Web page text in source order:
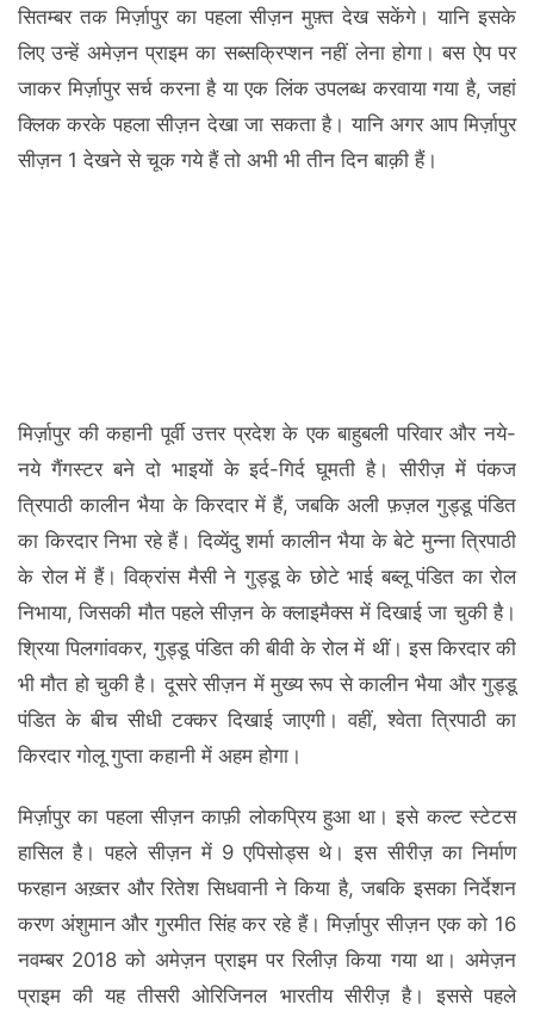
सितम्बर तक मिर्ज़ापुर का पहला सीज़न मुफ़्त देख सकेंगे। यानि इसके
लिए उन्हें अमेज़न प्राइम का सब्सक्रिप्शन नहीं लेना होगा। बस ऐप पर
जाकर मिर्ज़ापुर सर्च करना है या एक लिंक उपलब्ध करवाया गया है, जहां
क्लिक करके पहला सीज़न देखा जा सकता है। यानि अगर आप मिर्ज़ापुर
सीज़न 1 देखने से चूक गये हैं तो अभी भी तीन दिन बाक़ी हैं।
मिर्ज़ापुर की कहानी पूर्वी उत्तर प्रदेश के एक बाहुबली परिवार और नये-
नये गैंगस्टर बने दो भाइयों के इर्द-गिर्द घूमती है। सीरीज़ में पंकज
त्रिपाठी कालीन भैया के किरदार में हैं, जबकि अली फ़ज़ल गुड्डू पंडित
का किरदार निभा रहे हैं। दिव्येंदु शर्मा कालीन भैया के बेटे मुन्ना त्रिपाठी
के रोल में हैं। विक्रांस मैसी ने गुड्डू के छोटे भाई बब्लू पंडित का रोल
निभाया, जिसकी मौत पहले सीज़न के क्लाइमैक्स में दिखाई जा चुकी है।
श्रिया पिलगांवकर, गुड्डू पंडित की बीवी के रोल में थीं। इस किरदार की
भी मौत हो चुकी है। दूसरे सीज़न में मुख्य रूप से कालीन भैया और गुड्डू
पंडित के बीच सीधी टक्कर दिखाई जाएगी। वहीं, श्वेता त्रिपाठी का
किरदार गोलू गुप्ता कहानी में अहम होगा।
मिर्ज़ापुर का पहला सीज़न काफ़ी लोकप्रिय हुआ था। इसे कल्ट स्टेटस
हासिल है। पहले सीज़न में 9 एपिसोड्स थे। इस सीरीज़ का निर्माण
फरहान अख़्तर और रितेश सिधवानी ने किया है, जबकि इसका निर्देशन
करण अंशुमान और गुरमीत सिंह कर रहे हैं। मिर्ज़ापुर सीज़न एक को 16
नवम्बर 2018 को अमेज़न प्राइम पर रिलीज़ किया गया था। अमेज़न
प्राइम की यह तीसरी ओरिजिनल भारतीय सीरीज़ है। इससे पहले